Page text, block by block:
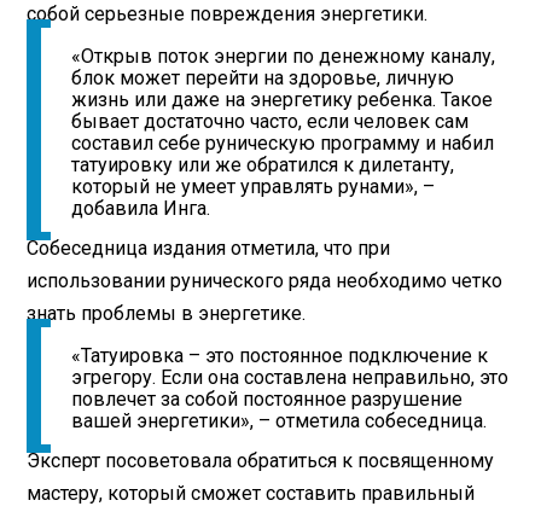
собой серьезные повреждения энергетики.
«Открыв поток энергии по денежному каналу,
блок может перейти на здоровье, личную
жизнь или даже на энергетику ребенка. Такое
бывает достаточно часто, если человек сам
составил себе руническую программу и набил
татуировку или же обратился к дилетанту,
который не умеет управлять рунами», –
добавила Инга.
Собеседница издания отметила, что при
использовании рунического ряда необходимо четко
знать проблемы в энергетике.
«Татуировка – это постоянное подключение к
эгрегору. Если она составлена неправильно, это
повлечет за собой постоянное разрушение
вашей энергетики», – отметила собеседница.
Эксперт посоветовала обратиться к посвященному
мастеру, который сможет составить правильный